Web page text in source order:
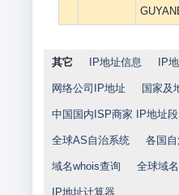
其它 IP地址信息 IP
网络公司IP地址 国家及
中国国内ISP商家 IP地址段
全球AS自治系统 各国
域名whois查询 全球域名
IP地址计算器